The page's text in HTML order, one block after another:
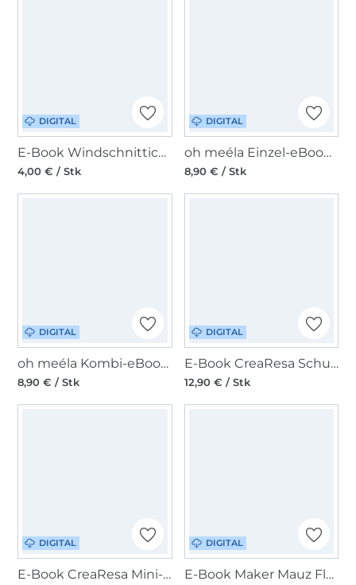
DIGITAL
E-Book Windschnittich Shopper
4,00 € / Stk
DIGITAL
oh meéla Einzel-eBook ohKristi Mini
8,90 € / Stk
DIGITAL
oh meéla Kombi-eBook ohHolli
8,90 € / Stk
DIGITAL
E-Book CreaResa Schultertasche Moon Bag Luna Kombipaket alle Größen
12,90 € / Stk
DIGITAL
E-Book CreaResa Mini-Schultertasche Moon Bag Luna Add on
DIGITAL
E-Book Maker Mauz Flaschen-Tasche Walking